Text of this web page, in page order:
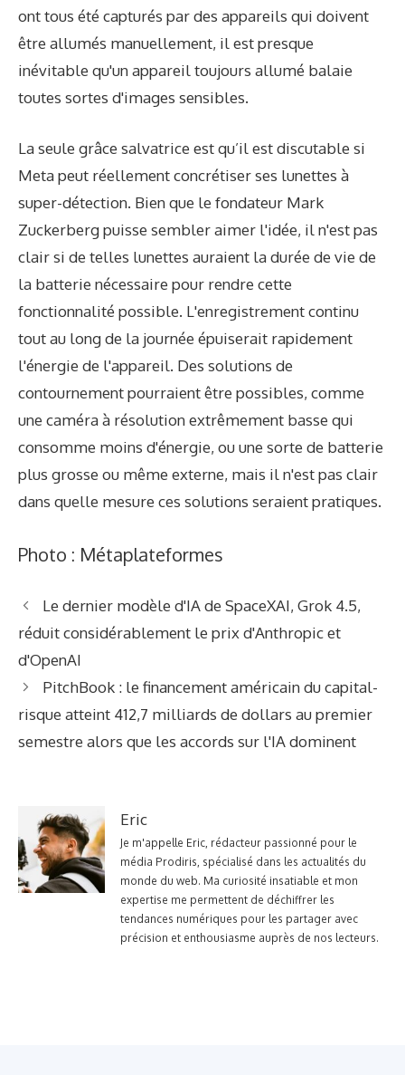
ont tous été capturés par des appareils qui doivent
être allumés manuellement, il est presque
inévitable qu'un appareil toujours allumé balaie
toutes sortes d'images sensibles.
La seule grâce salvatrice est qu’il est discutable si
Meta peut réellement concrétiser ses lunettes à
super-détection. Bien que le fondateur Mark
Zuckerberg puisse sembler aimer l'idée, il n'est pas
clair si de telles lunettes auraient la durée de vie de
la batterie nécessaire pour rendre cette
fonctionnalité possible. L'enregistrement continu
tout au long de la journée épuiserait rapidement
l'énergie de l'appareil. Des solutions de
contournement pourraient être possibles, comme
une caméra à résolution extrêmement basse qui
consomme moins d'énergie, ou une sorte de batterie
plus grosse ou même externe, mais il n'est pas clair
dans quelle mesure ces solutions seraient pratiques.
Photo : Métaplateformes
Le dernier modèle d'IA de SpaceXAI, Grok 4.5,
réduit considérablement le prix d'Anthropic et
d'OpenAI
PitchBook : le financement américain du capital-
risque atteint 412,7 milliards de dollars au premier
semestre alors que les accords sur l'IA dominent
Eric
Je m'appelle Eric, rédacteur passionné pour le
média Prodiris, spécialisé dans les actualités du
monde du web. Ma curiosité insatiable et mon
expertise me permettent de déchiffrer les
tendances numériques pour les partager avec
précision et enthousiasme auprès de nos lecteurs.